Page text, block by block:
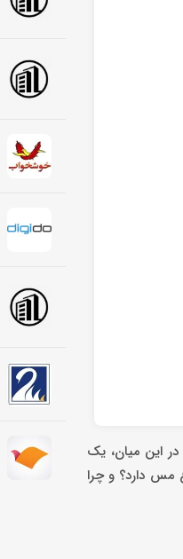
این میان، یک
مس دارد؟ و چرا